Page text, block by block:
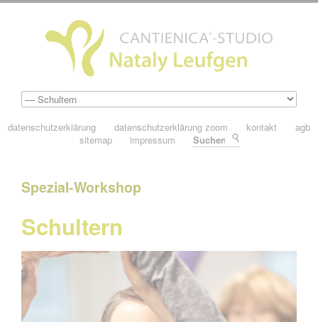
datenschutzerklärung datenschutzerklärung zoom kontakt
agb
sitemap
impressum
Spezial-Workshop
Schultern